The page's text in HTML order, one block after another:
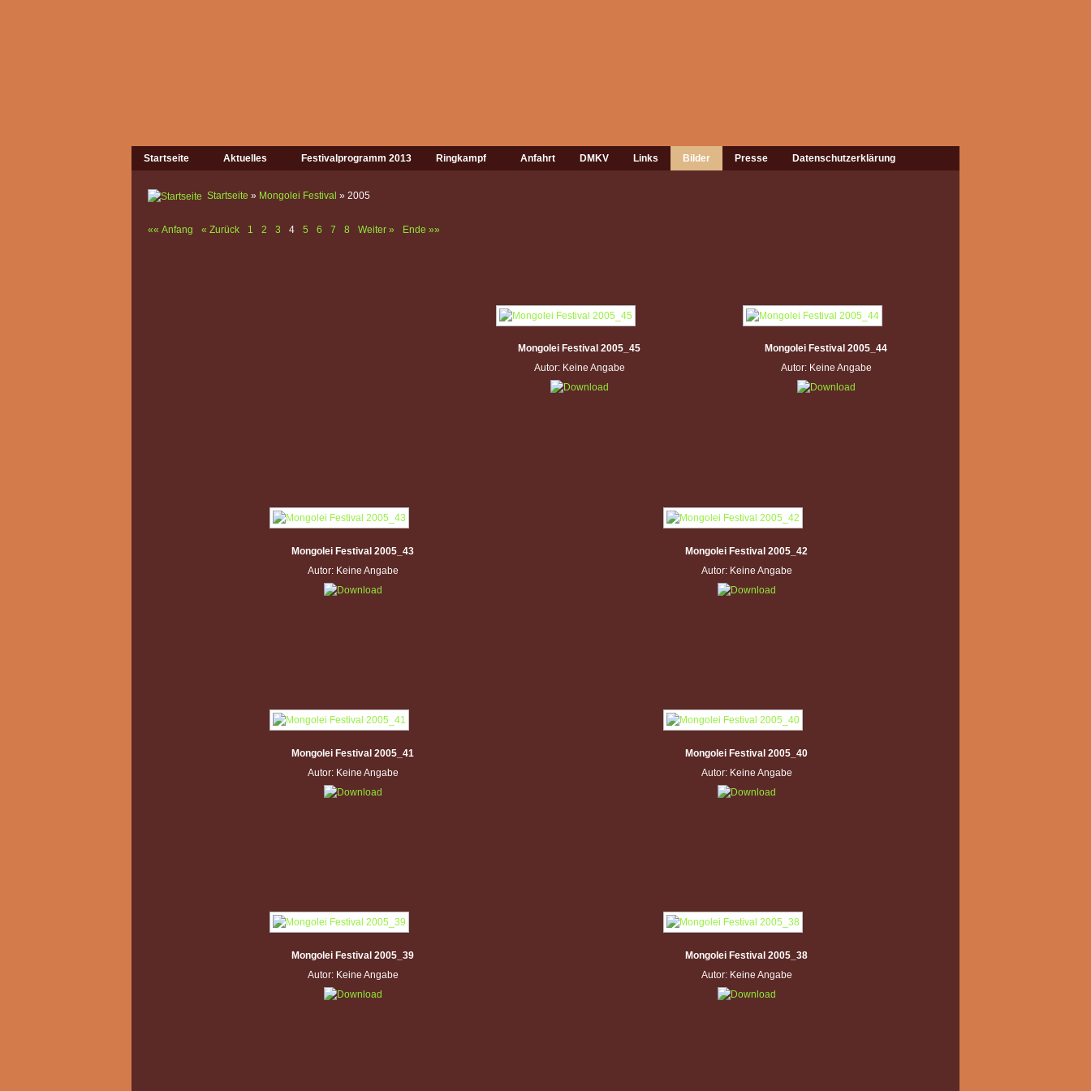
Startseite Aktuelles Festivalprogramm 2013 Ringkampf Anfahrt DMKV Links Bilder Presse Datenschutzerklärung
Startseite » Mongolei Festival » 2005
«« Anfang « Zurück 1 2 3 4 5 6 7 8 Weiter » Ende »»
Mongolei Festival 2005_45
Autor: Keine Angabe
Mongolei Festival 2005_44
Autor: Keine Angabe
Mongolei Festival 2005_43
Autor: Keine Angabe
Mongolei Festival 2005_42
Autor: Keine Angabe
Mongolei Festival 2005_41
Autor: Keine Angabe
Mongolei Festival 2005_40
Autor: Keine Angabe
Mongolei Festival 2005_39
Autor: Keine Angabe
Mongolei Festival 2005_38
Autor: Keine Angabe